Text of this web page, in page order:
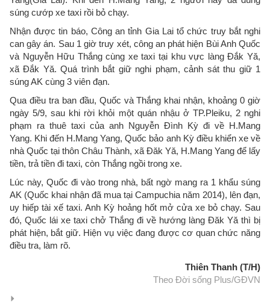
súng cướp xe taxi rồi bỏ chạy.
Nhận được tin báo, Công an tỉnh Gia Lai tổ chức truy bắt nghi
can gây án. Sau 1 giờ truy xét, công an phát hiện Bùi Anh Quốc
và Nguyễn Hữu Thắng cùng xe taxi tại khu vực làng Đắk Yă,
xã Đắk Yă. Quá trình bắt giữ nghi phạm, cảnh sát thu giữ 1
súng AK cùng 3 viên đạn.
Qua điều tra ban đầu, Quốc và Thắng khai nhận, khoảng 0 giờ
ngày 5/9, sau khi rời khỏi một quán nhậu ở TP.Pleiku, 2 nghi
phạm ra thuê taxi của anh Nguyễn Đình Kỳ đi về H.Mang
Yang. Khi đến H.Mang Yang, Quốc bảo anh Kỳ điều khiển xe về
nhà Quốc tại thôn Châu Thành, xã Đăk Yă, H.Mang Yang để lấy
tiền, trả tiền đi taxi, còn Thắng ngồi trong xe.
Lúc này, Quốc đi vào trong nhà, bất ngờ mang ra 1 khẩu súng
AK (Quốc khai nhận đã mua tại Campuchia năm 2014), lên đạn,
uy hiếp tài xế taxi. Anh Kỳ hoảng hốt mở cửa xe bỏ chạy. Sau
đó, Quốc lái xe taxi chở Thắng đi về hướng làng Đăk Yă thì bị
phát hiện, bắt giữ. Hiện vụ việc đang được cơ quan chức năng
điều tra, làm rõ.
Thiên Thanh (T/H)
Theo Đời sống Plus/GĐVN